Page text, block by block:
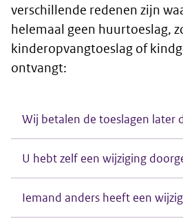
verschillende redenen zijn
helemaal geen huurtoeslag,
kinderopvangtoeslag of
ontvangt:
Wij betalen de toeslagen later
U hebt zelf een wijziging
Iemand anders heeft een